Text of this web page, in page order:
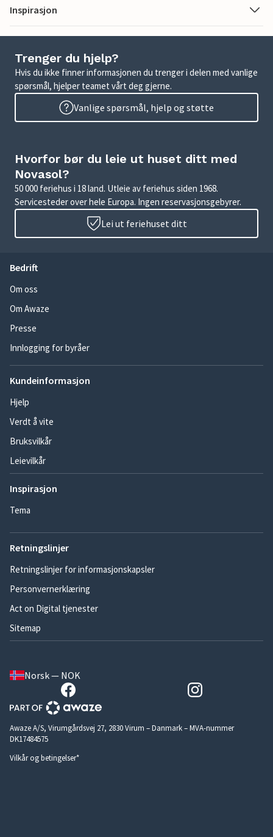
Inspirasjon
Trenger du hjelp?
Hvis du ikke finner informasjonen du trenger i delen med vanlige
spørsmål, hjelper teamet vårt deg gjerne.
Vanlige spørsmål, hjelp og støtte
Hvorfor bør du leie ut huset ditt med
Novasol?
50 000 feriehus i 18 land. Utleie av feriehus siden 1968.
Servicesteder over hele Europa. Ingen reservasjonsgebyrer.
Lei ut feriehuset ditt
Bedrift
Om oss
Om Awaze
Presse
Innlogging for byråer
Kundeinformasjon
Hjelp
Verdt å vite
Bruksvilkår
Leievilkår
Inspirasjon
Tema
Retningslinjer
Retningslinjer for informasjonskapsler
Personvernerklæring
Act on Digital tjenester
Sitemap
Norsk — NOK
Awaze A/S, Virumgårdsvej 27, 2830 Virum – Danmark – MVA-nummer
DK17484575
Vilkår og betingelser*